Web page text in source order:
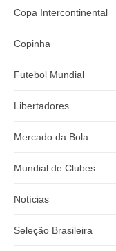
Copa Intercontinental
Copinha
Futebol Mundial
Libertadores
Mercado da Bola
Mundial de Clubes
Notícias
Seleção Brasileira